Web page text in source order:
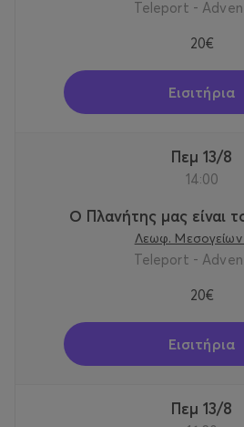
Teleport -
20€
Εισιτήρια
Πεμ 13/8
14:00
Ο Πλανήτης μας είναι
Λεωφ.
Teleport -
20€
Εισιτήρια
Πεμ 13/8